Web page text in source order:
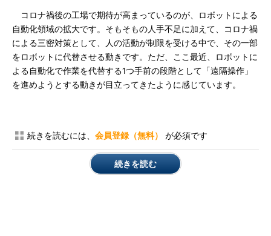
コロナ禍後の工場で期待が高まっているのが、ロボットによる
自動化領域の拡大です。そもそもの人手不足に加えて、コロナ禍
による三密対策として、人の活動が制限を受ける中で、その一部
をロボットに代替させる動きです。ただ、ここ最近、ロボットに
よる自動化で作業を代替する1つ手前の段階として「遠隔操作」
を進めようとする動きが目立ってきたように感じています。
続きを読むには、 会員登録（無料） が必須です
続きを読む